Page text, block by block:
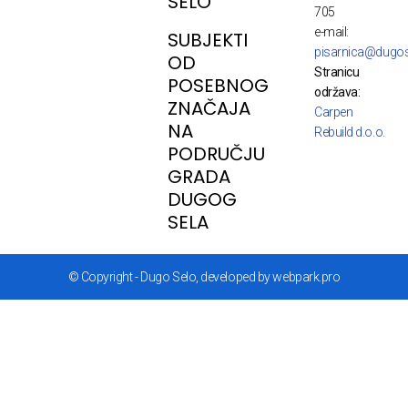
SUBJEKTI
OD
POSEBNOG
ZNAČAJA
NA
PODRUČJU
GRADA
DUGOG
SELA
705
e-mail:
Stranicu
održava:
Carpen
Rebuild d.o.o.
© Copyright - Dugo Selo, developed by webpark.pro